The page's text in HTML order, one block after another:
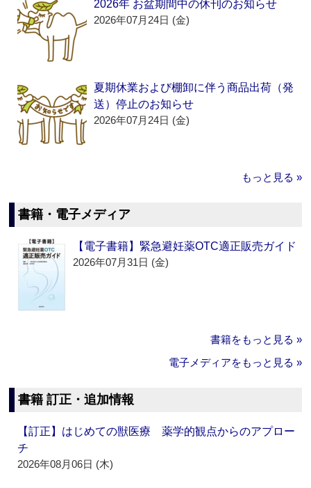
2026年 お盆期間中の休刊のお知らせ
2026年07月24日 (金)
夏期休業および棚卸に伴う商品出荷（発
送）停止のお知らせ
2026年07月24日 (金)
もっと見る »
書籍・電子メディア
【電子書籍】緊急避妊薬OTC適正販売ガイド
2026年07月31日 (金)
書籍をもっと見る »
電子メディアをもっと見る »
書籍 訂正・追加情報
【訂正】はじめての獣医療 薬学的観点からのアプロー
チ
2026年08月06日 (木)